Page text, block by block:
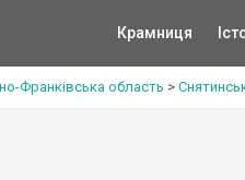
Крамниця
Франківська область >